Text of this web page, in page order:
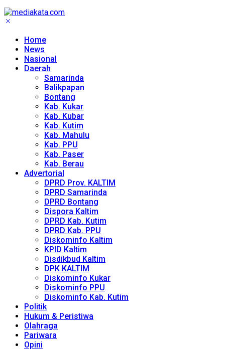
Home
News
Nasional
Daerah
Samarinda
Balikpapan
Bontang
Kab. Kukar
Kab. Kubar
Kab. Kutim
Kab. Mahulu
Kab. PPU
Kab. Paser
Kab. Berau
Advertorial
DPRD Prov. KALTIM
DPRD Samarinda
DPRD Bontang
Dispora Kaltim
DPRD Kab. Kutim
DPRD Kab. PPU
Diskominfo Kaltim
KPID Kaltim
Disdikbud Kaltim
DPK KALTIM
Diskominfo Kukar
Diskominfo PPU
Diskominfo Kab. Kutim
Politik
Hukum & Peristiwa
Olahraga
Pariwara
Opini